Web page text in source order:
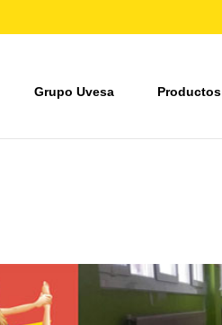
Grupo Uvesa Productos